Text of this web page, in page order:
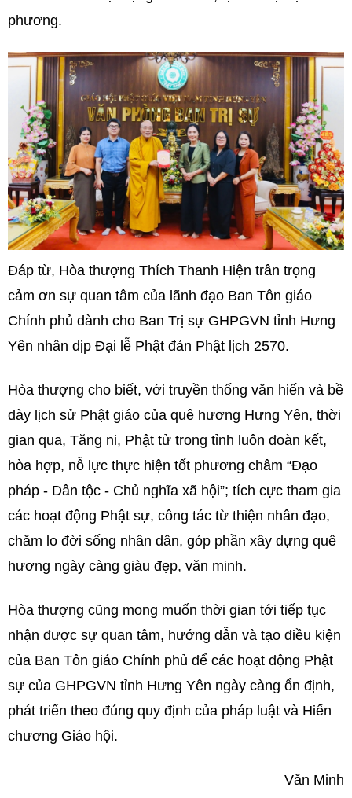
phương.
Đáp từ, Hòa thượng Thích Thanh Hiện trân trọng
cảm ơn sự quan tâm của lãnh đạo Ban Tôn giáo
Chính phủ dành cho Ban Trị sự GHPGVN tỉnh Hưng
Yên nhân dịp Đại lễ Phật đản Phật lịch 2570.
Hòa thượng cho biết, với truyền thống văn hiến và bề
dày lịch sử Phật giáo của quê hương Hưng Yên, thời
gian qua, Tăng ni, Phật tử trong tỉnh luôn đoàn kết,
hòa hợp, nỗ lực thực hiện tốt phương châm “Đạo
pháp - Dân tộc - Chủ nghĩa xã hội”; tích cực tham gia
các hoạt động Phật sự, công tác từ thiện nhân đạo,
chăm lo đời sống nhân dân, góp phần xây dựng quê
hương ngày càng giàu đẹp, văn minh.
Hòa thượng cũng mong muốn thời gian tới tiếp tục
nhận được sự quan tâm, hướng dẫn và tạo điều kiện
của Ban Tôn giáo Chính phủ để các hoạt động Phật
sự của GHPGVN tỉnh Hưng Yên ngày càng ổn định,
phát triển theo đúng quy định của pháp luật và Hiến
chương Giáo hội.
Văn Minh